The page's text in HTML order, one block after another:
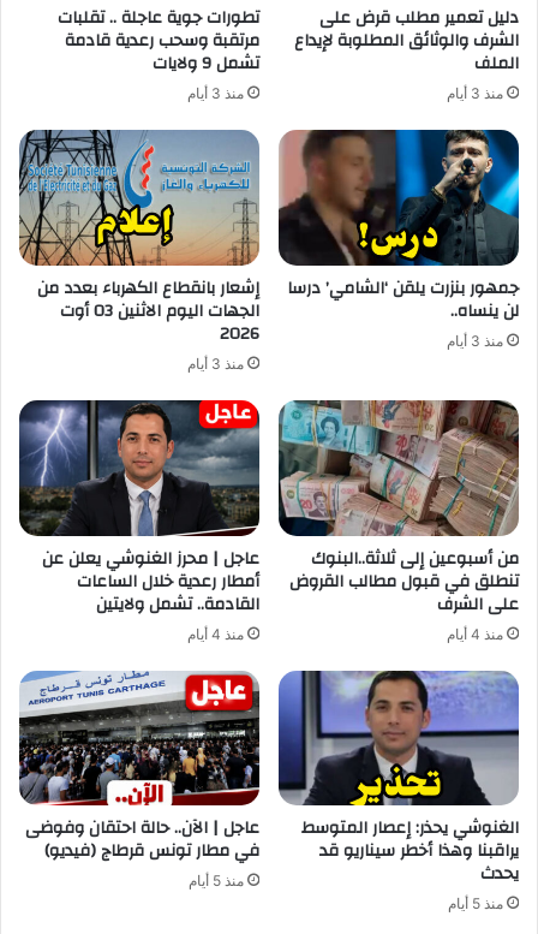
دليل تعمير مطلب قرض على
الشرف والوثائق المطلوبة لإيداع
الملف
منذ 3 أيام
تطورات جوية عاجلة .. تقلبات
مرتقبة وسحب رعدية قادمة
تشمل 9 ولايات
منذ 3 أيام
جمهور بنزرت يلقن ‘الشامي’ درسا
لن ينساه..
منذ 3 أيام
إشعار بانقطاع الكهرباء بعدد من
الجهات اليوم الاثنين 03 أوت
2026
منذ 3 أيام
من أسبوعين إلى ثلاثة..البنوك
تنطلق في قبول مطالب القروض
على الشرف
منذ 4 أيام
عاجل | محرز الغنوشي يعلن عن
أمطار رعدية خلال الساعات
القادمة.. تشمل ولايتين
منذ 4 أيام
الغنوشي يحذر: إعصار المتوسط
يراقبنا وهذا أخطر سيناريو قد
يحدث
منذ 5 أيام
عاجل | الآن.. حالة احتقان وفوضى
في مطار تونس قرطاج (فيديو)
منذ 5 أيام